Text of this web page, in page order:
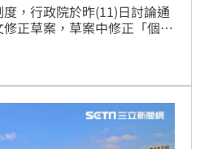
，行政院於昨(11)日討論通
正草案，草案中修正「個人
有房地期間在2年以內者，
我國境內之營利事業，持有
率為45%；持有房地期間超
為35%；持有房地期間超過5